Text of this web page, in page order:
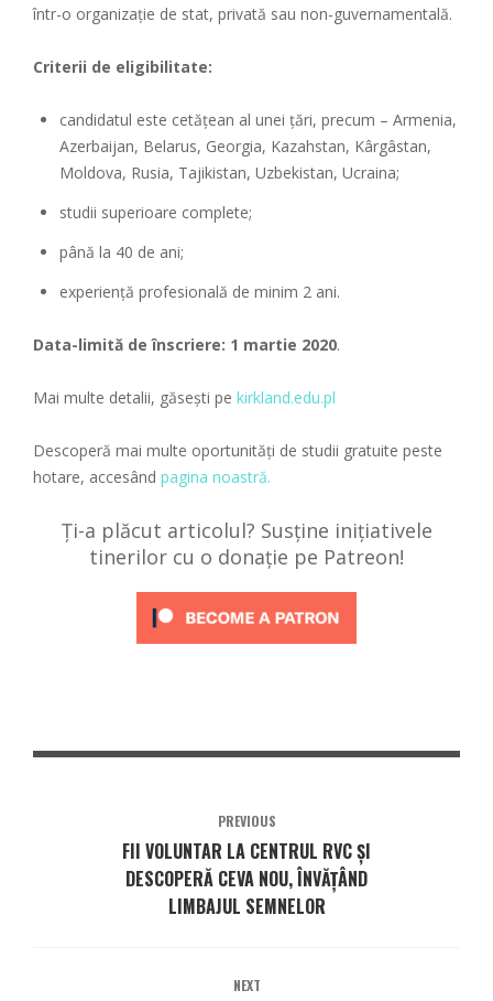
într-o organizație de stat, privată sau non-guvernamentală.
Criterii de eligibilitate:
candidatul este cetățean al unei țări, precum – Armenia,
Azerbaijan, Belarus, Georgia, Kazahstan, Kârgâstan,
Moldova, Rusia, Tajikistan, Uzbekistan, Ucraina;
studii superioare complete;
până la 40 de ani;
experiență profesională de minim 2 ani.
Data-limită de înscriere: 1 martie 2020.
Mai multe detalii, găsești pe kirkland.edu.pl
Descoperă mai multe oportunități de studii gratuite peste
hotare, accesând pagina noastră.
Ți-a plăcut articolul? Susține inițiativele
tinerilor cu o donație pe Patreon!
PREVIOUS
FII VOLUNTAR LA CENTRUL RVC ȘI
DESCOPERĂ CEVA NOU, ÎNVĂȚÂND
LIMBAJUL SEMNELOR
NEXT